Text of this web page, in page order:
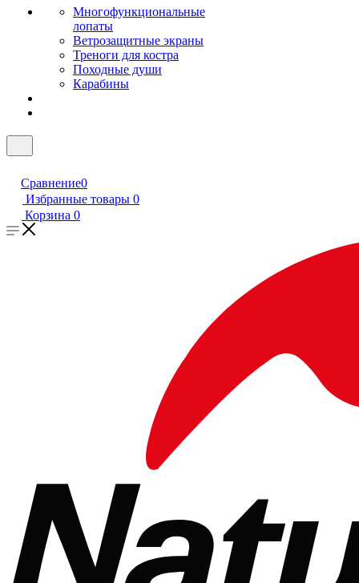
Многофункциональные
лопаты
Ветрозащитные экраны
Треноги для костра
Походные души
Карабины
Сравнение0
Избранные товары 0
Корзина 0